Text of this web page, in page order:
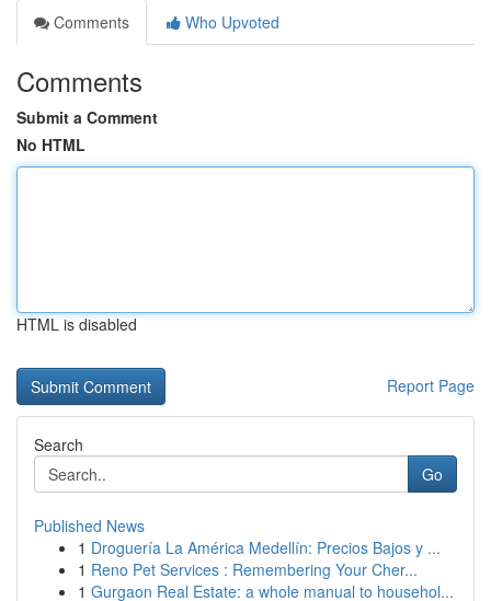
Comments
Who Upvoted
Comments
Submit a Comment
No HTML
HTML is disabled
Report Page
Search
Go
Published News
1 Droguería La América Medellín: Precios Bajos y ...
1 Reno Pet Services : Remembering Your Cher...
1 Gurgaon Real Estate: a whole manual to househol...